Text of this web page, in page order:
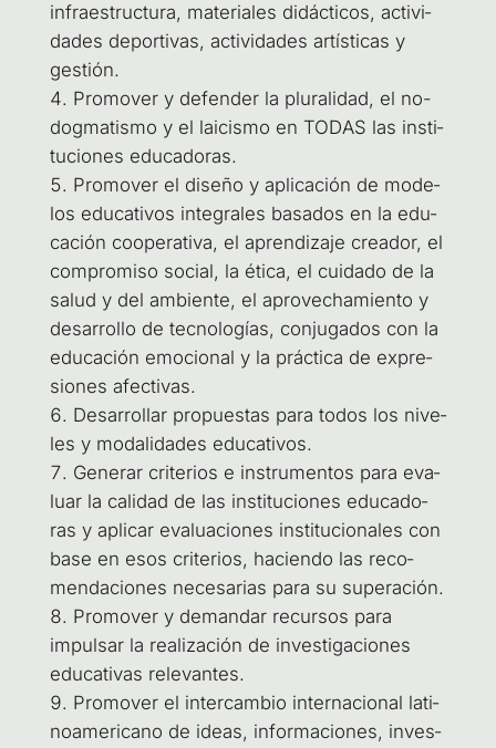
infra­es­truc­tu­ra, mate­ria­les didác­ti­cos, acti­vi­
da­des depor­ti­vas, acti­vi­da­des artís­ti­cas y
gestión.
Pro­mo­ver y defen­der la plu­ra­li­dad, el no-
dog­ma­tis­mo y el lai­cis­mo en TODAS las ins­ti­
tu­cio­nes educadoras.
Pro­mo­ver el dise­ño y apli­ca­ción de mode­
los edu­ca­ti­vos inte­gra­les basa­dos en la edu­
ca­ción coope­ra­ti­va, el apren­di­za­je crea­dor, el
com­pro­mi­so social, la éti­ca, el cui­da­do de la
salud y del ambien­te, el apro­ve­cha­mien­to y
desa­rro­llo de tec­no­lo­gías, con­ju­ga­dos con la
edu­ca­ción emo­cio­nal y la prác­ti­ca de expre­
sio­nes afectivas.
Desa­rro­llar pro­pues­tas para todos los nive­
les y moda­li­da­des educativos.
Gene­rar cri­te­rios e ins­tru­men­tos para eva­
luar la cali­dad de las ins­ti­tu­cio­nes edu­ca­do­
ras y apli­car eva­lua­cio­nes ins­ti­tu­cio­na­les con
base en esos cri­te­rios, hacien­do las reco­
men­da­cio­nes nece­sa­rias para su superación.
Pro­mo­ver y deman­dar recur­sos para
impul­sar la rea­li­za­ción de inves­ti­ga­cio­nes
edu­ca­ti­vas relevantes.
Pro­mo­ver el inter­cam­bio inter­na­cio­nal lati­
no­ame­ri­cano de ideas, infor­ma­cio­nes, inves­